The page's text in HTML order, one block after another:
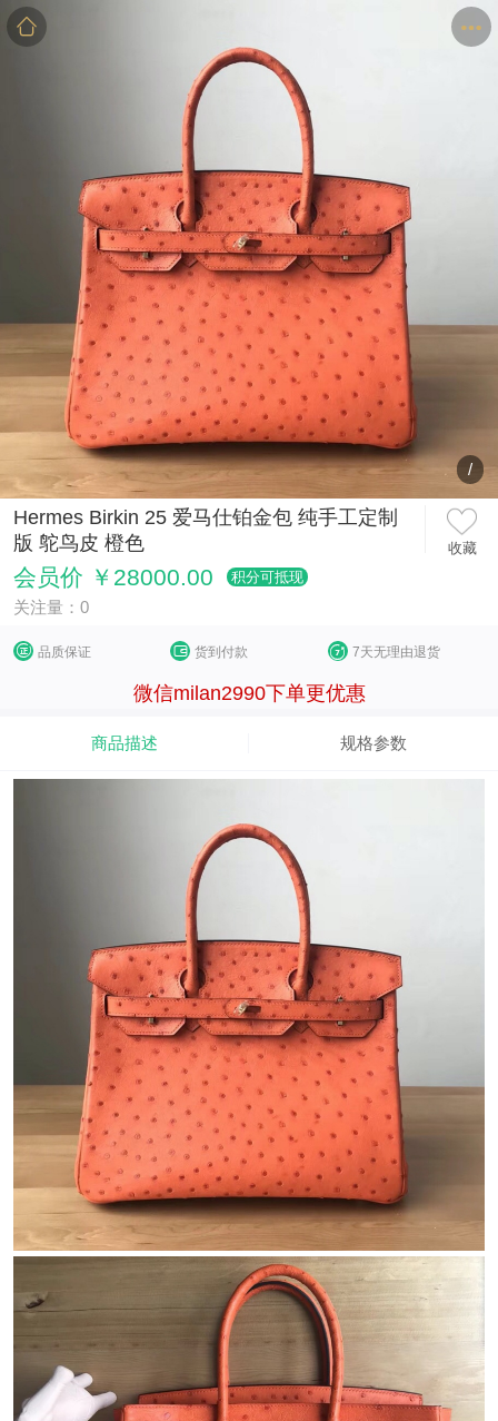
/
Hermes Birkin 25 爱马仕铂金包 纯手工定制
版 鸵鸟皮 橙色
收藏
会员价 ￥28000.00 积分可抵现
关注量：0
品质保证 货到付款 7天无理由退货
微信milan2990下单更优惠
商品描述 规格参数